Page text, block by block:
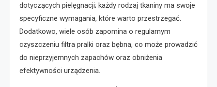
dotyczących pielęgnacji; każdy rodzaj tkaniny ma swoje
specyficzne wymagania, które warto przestrzegać.
Dodatkowo, wiele osób zapomina o regularnym
czyszczeniu filtra pralki oraz bębna, co może prowadzić
do nieprzyjemnych zapachów oraz obniżenia
efektywności urządzenia.